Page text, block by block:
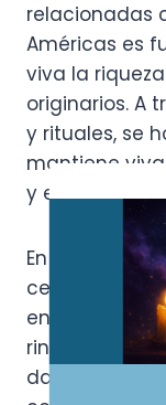
relacionadas
Américas es
viva la
originarios. A
y rituales, se
mantiene
y el mundo
En muchos
celebran
en las
rinde culto a
danzas,